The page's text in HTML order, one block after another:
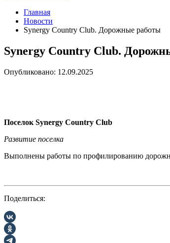
Главная
Новости
Synergy Country Club. Дорожные работы
Synergy Country Club.
Опубликовано: 12.09.2025
Поселок Synergy Country Club
Развитие поселка
Выполнены работы по профилированию
Поделиться: